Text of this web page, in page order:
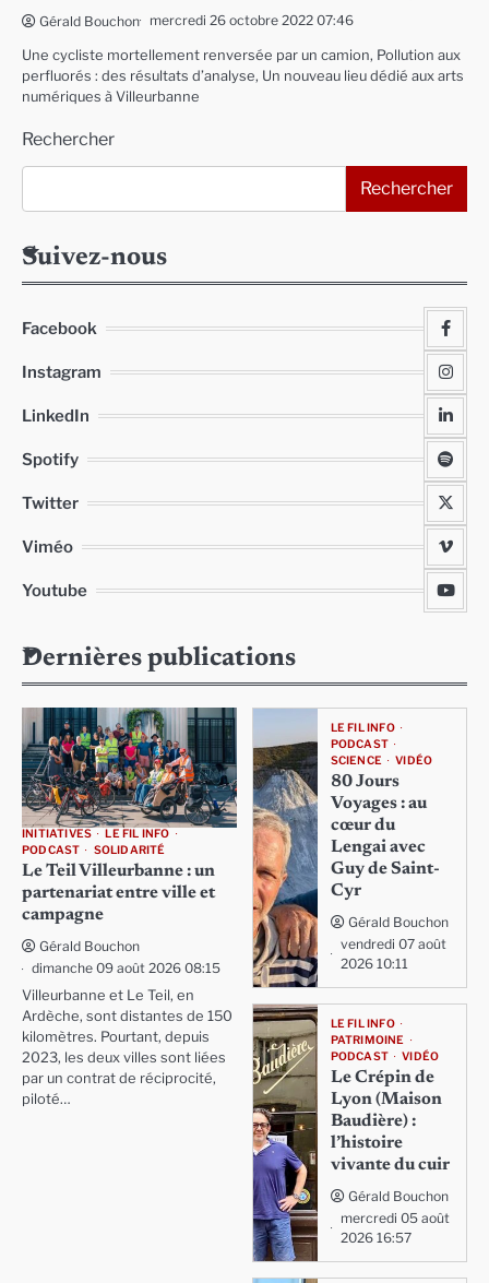
Gérald Bouchon mercredi 26 octobre 2022 07:46
Une cycliste mortellement renversée par un camion, Pollution aux
perfluorés : des résultats d’analyse, Un nouveau lieu dédié aux arts
numériques à Villeurbanne
Rechercher
Rechercher
Suivez-nous
Facebook
Instagram
LinkedIn
Spotify
Twitter
Viméo
Youtube
Dernières publications
INITIATIVES
LE FIL INFO
PODCAST
SOLIDARITÉ
Le Teil Villeurbanne : un
partenariat entre ville et
campagne
Gérald Bouchon
dimanche 09 août 2026 08:15
Villeurbanne et Le Teil, en
Ardèche, sont distantes de 150
kilomètres. Pourtant, depuis
2023, les deux villes sont liées
par un contrat de réciprocité,
piloté…
LE FIL INFO
PODCAST
SCIENCE
VIDÉO
80 Jours
Voyages : au
cœur du
Lengai avec
Guy de Saint-
Cyr
Gérald Bouchon
vendredi 07 août
2026 10:11
LE FIL INFO
PATRIMOINE
PODCAST
VIDÉO
Le Crépin de
Lyon (Maison
Baudière) :
l’histoire
vivante du cuir
Gérald Bouchon
mercredi 05 août
2026 16:57